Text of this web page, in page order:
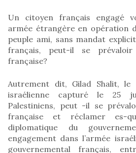
Un citoyen français engagé
armée étrangère en opération
peuple ami, sans mandat
français, peut-il se
française?
Autrement dit, Gilad Shalit, le
israélienne capturé le 25
Palestiniens, peut -il se
française et réclamer es-
diplomatique du
engagement dans l’armée
gouvernemental français,